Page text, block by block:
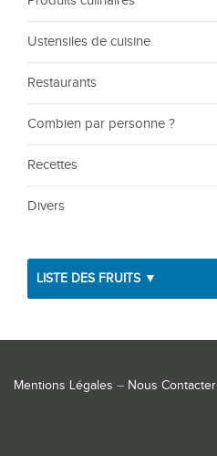
Ustensiles de cuisine
Restaurants
Combien par personne ?
Recettes
Divers
LISTE DES FRUITS ▼
Mentions Légales – Nous Contacter